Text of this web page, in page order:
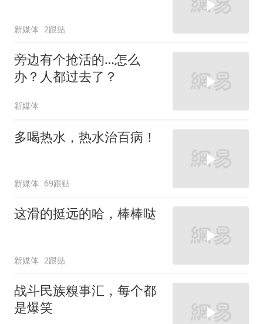
新媒体 2跟贴
旁边有个抢活的…怎么
办？人都过去了？
新媒体
多喝热水，热水治百病！
新媒体 69跟贴
这滑的挺远的哈，棒棒哒
新媒体 2跟贴
战斗民族糗事汇，每个都
是爆笑